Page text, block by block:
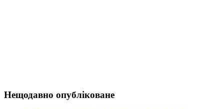
Нещодавно опубліковане